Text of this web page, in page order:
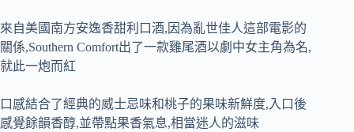
來自美國 南方安逸香甜利口酒,因為亂世佳人這部電影的
關係,Southern Comfort出了一款雞尾酒以劇中女主角為名,
就此一炮而紅
口感結合了經典的威士忌味和桃子的果味新鮮度,入口後
感覺餘韻香醇,並帶點果香氣息,相當迷人的滋味